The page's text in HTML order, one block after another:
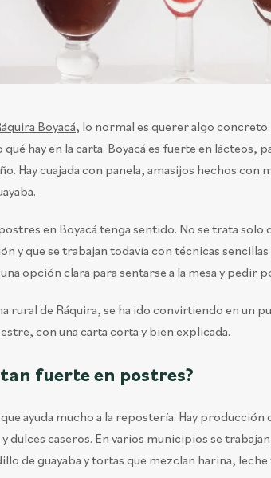
Boyacá, lo normal es querer algo
hay en la carta. Boyacá es fuerte en lácteos,
Hay cuajada con panela, amasijos hechos con
en Boyacá tenga sentido. No se trata
y que se trabajan todavía con técnicas
opción clara para sentarse a la mesa y pedir
rural de Ráquira, se ha ido convirtiendo en
con una carta corta y bien explicada.
tan fuerte en postres?
ayuda mucho a la repostería. Hay
dulces caseros. En varios municipios se
de guayaba y tortas que mezclan harina, leche